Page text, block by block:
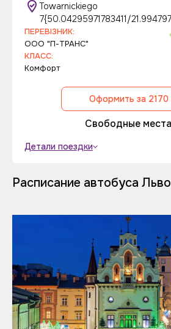
Towarnickiego
7{50.04295971783411/
ПЕРЕВІЗНИК:
ООО "П-ТРАНС"
КЛАСС:
Комфорт
Оформить за 2170
Свободные
Детали поездки
Расписание автобуса